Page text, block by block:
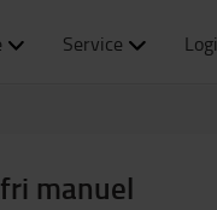
Service
manuel